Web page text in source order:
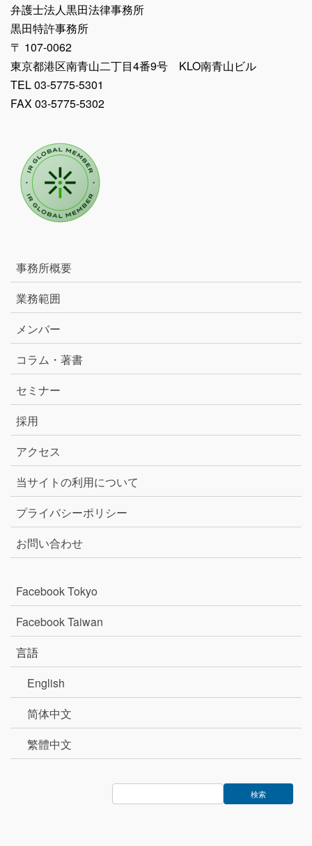
弁護士法人黒田法律事務所
黒田特許事務所
〒 107-0062
東京都港区南青山二丁目4番9号 KLO南青山ビル
TEL 03-5775-5301
FAX 03-5775-5302
事務所概要
業務範囲
メンバー
コラム・著書
セミナー
採用
アクセス
当サイトの利用について
プライバシーポリシー
お問い合わせ
Facebook Tokyo
Facebook Taiwan
言語
English
简体中文
繁體中文